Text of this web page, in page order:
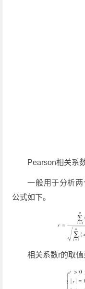
Pearson相关系
一般用于分析
公式如下。
相关系数r的取